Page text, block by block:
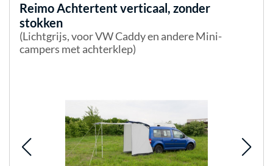
ReimoAchtertent verticaal, zonder
stokken
(Lichtgrijs, voor VW Caddy en andere Mini-
campers met achterklep)